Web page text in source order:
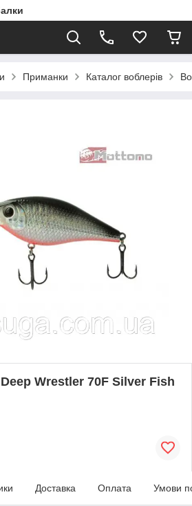
Приманки Каталог воблерів
Wrestler 70F Silver Fish
Доставка Оплата Умови